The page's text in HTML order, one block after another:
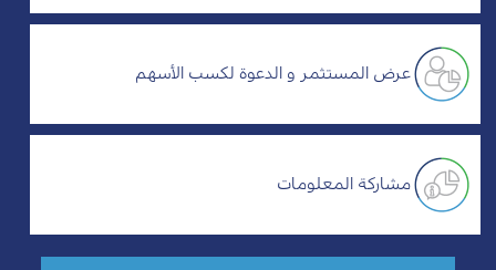
عرض المستثمر و الدعوة لكسب الأسهم
مشاركة المعلومات